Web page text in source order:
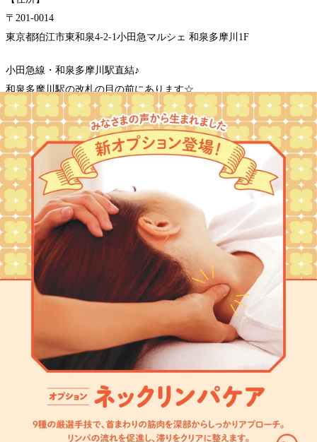
〒201-0014
東京都狛江市東和泉4-2-1小田急マルシェ 和泉多摩川1F
小田急線・和泉多摩川駅直結♪
和泉多摩川駅の改札の目の前にあります☆
『狛江駅から徒歩8分！』
『登戸から徒歩15分！』
スタッフ一同、皆様のご来店を心よりお待ちしております＾＾！
★マッサージよりも気持ちいいリラクの肩甲骨ストレッチ★
リラクのボディケアをぜひご体験ください★
【和泉多摩川/登戸/狛江/マッサージ/肩甲骨】
☆★☆—————————————————-
電話予約する 03-5761-7343
最近のブログ
父の日のギフトにいかがですか？
【父の日ギフトにも！】大切な人へ“癒やしの時間”を贈ろう